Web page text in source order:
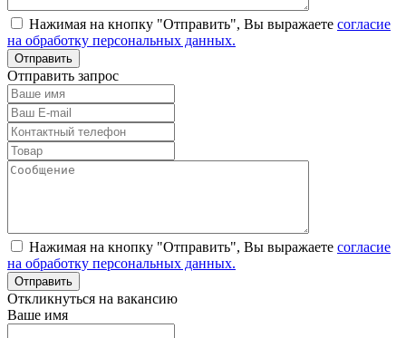
Нажимая на кнопку "Отправить", Вы выражаете согласие
на обработку персональных данных.
Отправить запрос
Нажимая на кнопку "Отправить", Вы выражаете согласие
на обработку персональных данных.
Откликнуться на вакансию
Ваше имя